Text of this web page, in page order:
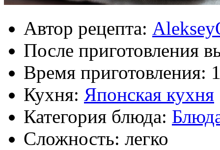
Автор рецепта:
После приготовления
Время приготовления:
Кухня: Японская кухня
Категория блюда:
Сложность: легко